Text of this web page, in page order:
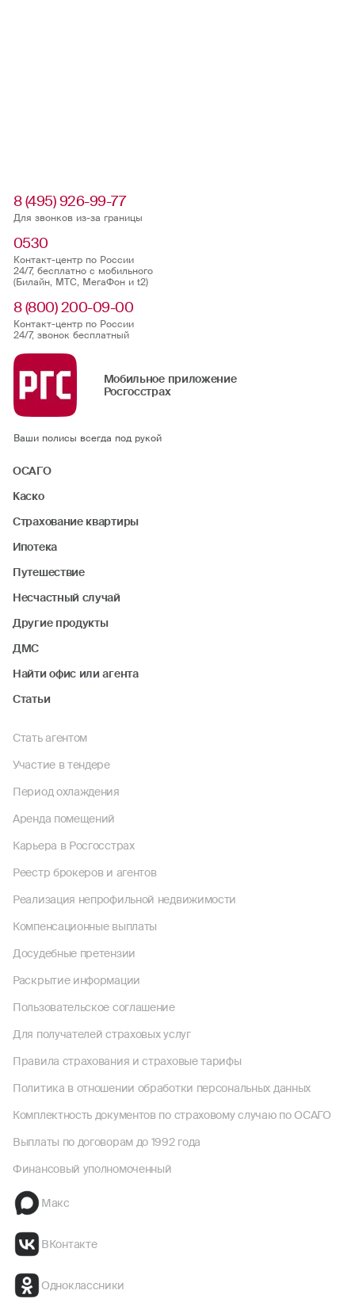
8 (495) 926-99-77
Для звонков из-за границы
0530
Контакт-центр по России
24/7, бесплатно с мобильного
(Билайн, МТС, МегаФон и t2)
8 (800) 200-09-00
Контакт-центр по России
24/7, звонок бесплатный
Мобильное приложение
Росгосстрах
Ваши полисы всегда под рукой
ОСАГО
Каско
Страхование квартиры
Ипотека
Путешествие
Несчастный случай
Другие продукты
ДМС
Найти офис или агента
Статьи
Стать агентом
Участие в тендере
Период охлаждения
Аренда помещений
Карьера в Росгосстрах
Реестр брокеров и агентов
Реализация непрофильной недвижимости
Компенсационные выплаты
Досудебные претензии
Раскрытие информации
Пользовательское соглашение
Для получателей страховых услуг
Правила страхования и страховые тарифы
Политика в отношении обработки персональных данных
Комплектность документов по страховому случаю по ОСАГО
Выплаты по договорам до 1992 года
Финансовый уполномоченный
Макс
ВКонтакте
Одноклассники